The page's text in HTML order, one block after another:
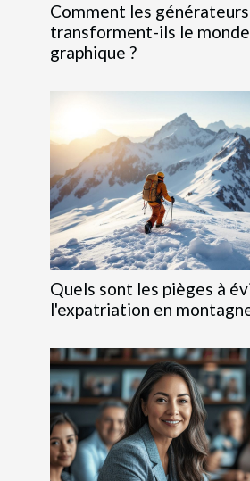
Comment les
transforment-ils le
graphique ?
Quels sont les pièges à
l'expatriation en